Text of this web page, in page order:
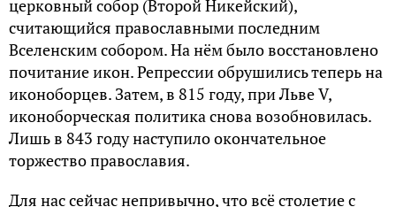
церковный собор (Второй Никейский),
считающийся православными последним
Вселенским собором. На нём было восстановлено
почитание икон. Репрессии обрушились теперь на
иконоборцев. Затем, в 815 году, при Льве V,
иконоборческая политика снова возобновилась.
Лишь в 843 году наступило окончательное
торжество православия.
Для нас сейчас непривычно, что всё столетие с